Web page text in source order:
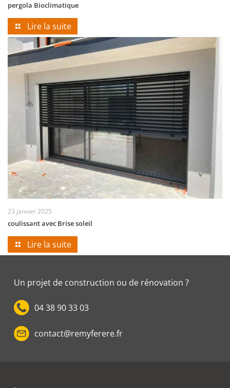
pergola Bioclimatique
Lire la suite
23 janvier 2025
coulissant avec Brise soleil
Lire la suite
Un projet de construction ou de rénovation ?
04 38 90 33 03
contact@remyferere.fr